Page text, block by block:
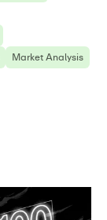
Market Analysis